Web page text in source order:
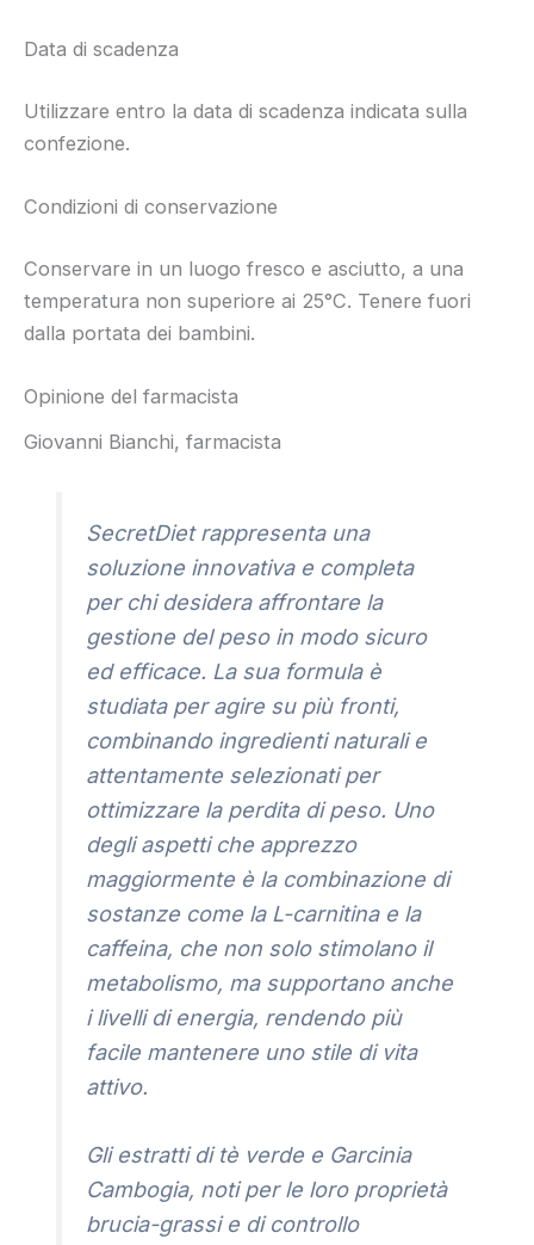
Data di scadenza
Utilizzare entro la data di scadenza indicata sulla
confezione.
Condizioni di conservazione
Conservare in un luogo fresco e asciutto, a una
temperatura non superiore ai 25°C. Tenere fuori
dalla portata dei bambini.
Opinione del farmacista
Giovanni Bianchi, farmacista
SecretDiet rappresenta una
soluzione innovativa e completa
per chi desidera affrontare la
gestione del peso in modo sicuro
ed efficace. La sua formula è
studiata per agire su più fronti,
combinando ingredienti naturali e
attentamente selezionati per
ottimizzare la perdita di peso. Uno
degli aspetti che apprezzo
maggiormente è la combinazione di
sostanze come la L-carnitina e la
caffeina, che non solo stimolano il
metabolismo, ma supportano anche
i livelli di energia, rendendo più
facile mantenere uno stile di vita
attivo.
Gli estratti di tè verde e Garcinia
Cambogia, noti per le loro proprietà
brucia-grassi e di controllo